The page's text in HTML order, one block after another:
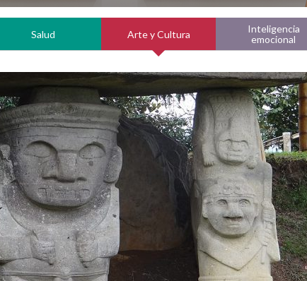
Salud Arte y Cultura
Inteligencia
emocional